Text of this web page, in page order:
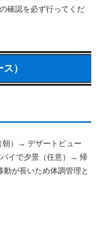
確認を必ず行ってくだ
）
）→ デザートビュー
イで夕景（任意）→ 帰
が長いため体調管理と